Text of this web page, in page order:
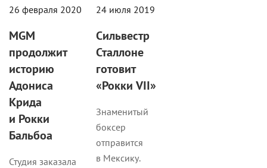
26 февраля 2020
MGM
продолжит
историю
Адониса
Крида
и Рокки
Бальбоа
Студия заказала
24 июля 2019
Сильвестр
Сталлоне
готовит
«Рокки VII»
Знаменитый
боксер
отправится
в Мексику.